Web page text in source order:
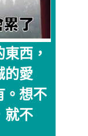
西，
的愛
。想不
就不